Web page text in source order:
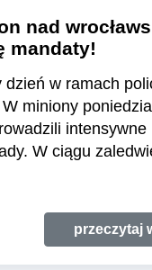
nad
mandaty!
w ramach
miniony
intensywne
W ciągu
przeczytaj